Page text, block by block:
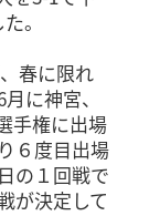
。
春に限れ
に神宮、
手権に出場
６度目出場
の１回戦で
が決定して